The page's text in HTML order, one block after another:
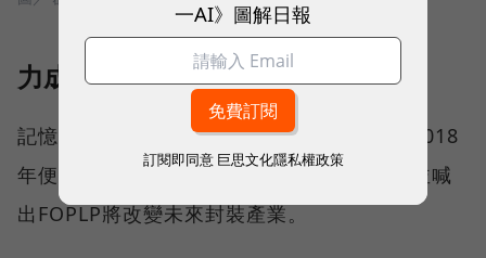
力成(6239）
記憶體封測大廠力成在FOPLP佈局甚早，於2018
年便興建全球第一座FOPLP生產基地，當時並喊
出FOPLP將改變未來封裝產業。
一AI》圖解日報
訂閱即同意 巨思文化隱私權政策